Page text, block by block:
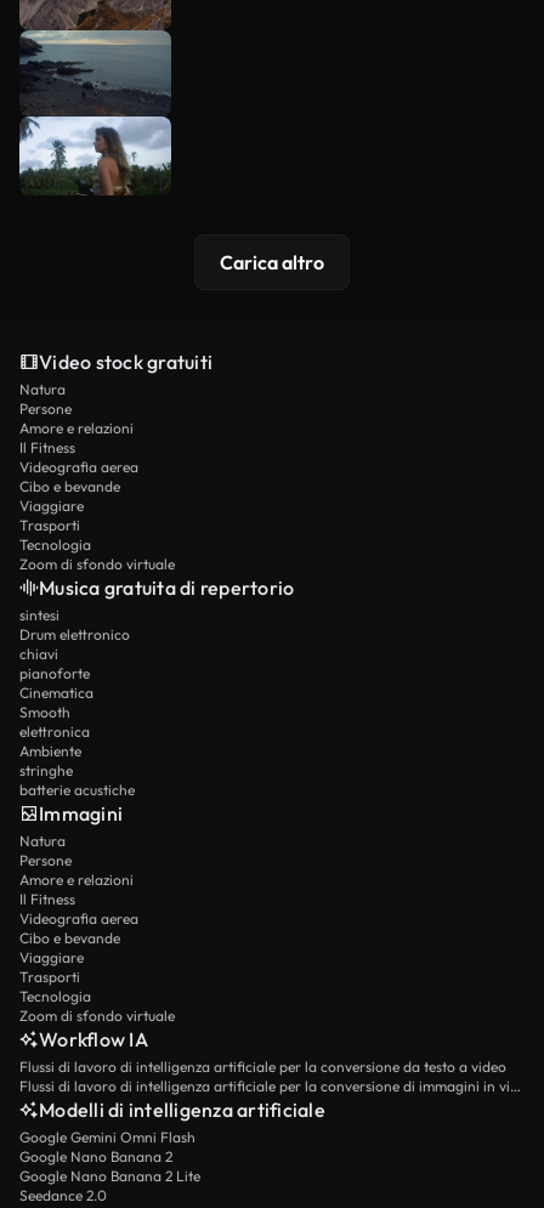
Carica altro
Video stock gratuiti
Natura
Persone
Amore e relazioni
Il Fitness
Videografia aerea
Cibo e bevande
Viaggiare
Trasporti
Tecnologia
Zoom di sfondo virtuale
Musica gratuita di repertorio
sintesi
Drum elettronico
chiavi
pianoforte
Cinematica
Smooth
elettronica
Ambiente
stringhe
batterie acustiche
Immagini
Natura
Persone
Amore e relazioni
Il Fitness
Videografia aerea
Cibo e bevande
Viaggiare
Trasporti
Tecnologia
Zoom di sfondo virtuale
Workflow IA
Flussi di lavoro di intelligenza artificiale per la conversione da testo a video
Flussi di lavoro di intelligenza artificiale per la conversione di immagini in video
Modelli di intelligenza artificiale
Google Gemini Omni Flash
Google Nano Banana 2
Google Nano Banana 2 Lite
Seedance 2.0